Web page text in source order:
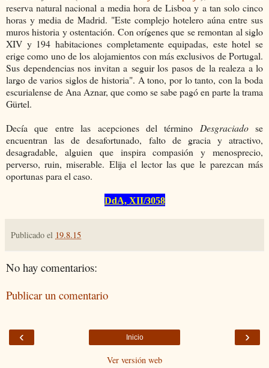
reserva natural nacional a media hora de Lisboa y a tan solo cinco
horas y media de Madrid. "Este complejo hotelero aúna entre sus
muros historia y ostentación. Con orígenes que se remontan al siglo
XIV y 194 habitaciones completamente equipadas, este hotel se
erige como uno de los alojamientos con más exclusivos de Portugal.
Sus dependencias nos invitan a seguir los pasos de la realeza a lo
largo de varios siglos de historia". A tono, por lo tanto, con la boda
escurialense de Ana Aznar, que como se sabe pagó en parte la trama
Gürtel.
Decía que entre las acepciones del término Desgraciadose
encuentran las de desafortunado, falto de gracia y atractivo,
desagradable, alguien que inspira compasión y menosprecio,
perverso, ruin, miserable. Elija el lector las que le parezcan más
oportunas para el caso.
DdA, XII/3058
Publicado el 19.8.15
No hay comentarios:
Publicar un comentario
‹ ›
Inicio
Ver versión web